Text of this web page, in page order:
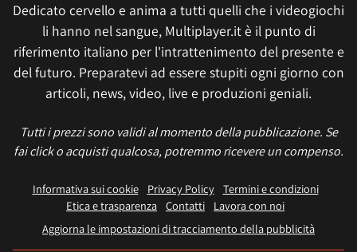
Dedicato cervello e anima a tutti quelli che i videogiochi
li hanno nel sangue, Multiplayer.it è il punto di
riferimento italiano per l'intrattenimento del presente e
del futuro. Preparatevi ad essere stupiti ogni giorno con
articoli, news, video, live e produzioni geniali.
Tutti i prezzi sono validi al momento della pubblicazione. Se
fai click o acquisti qualcosa, potremmo ricevere un compenso.
Informativa sui cookie Privacy Policy
Termini e condizioni
Etica e trasparenza Contatti
Lavora con noi
Aggiorna le impostazioni di tracciamento della pubblicità